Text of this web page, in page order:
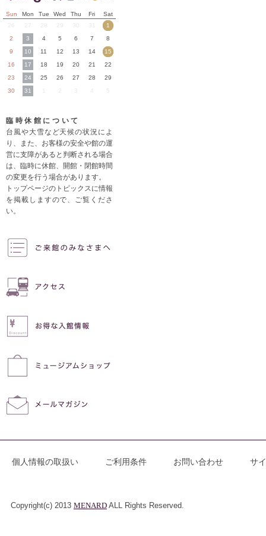
Sun Mon Tue Wed Thu Fri
Sat
27 29 30 31
1
2
3 4 5 6 7
8
9
10 11 12 13 14
15
16
17 18 19 20 21
22
23
24 25 26 27 28
29
30
31 3 4 5
臨時休館について
台風や大雪など天候の状況によ
り、また、お客様の安全や館の運
営に支障があると判断される場合
は、臨時に休館、開館・閉館時間
の変更を行う場合があります。
トップページのトピックスに情報
を掲載しますので、ご覧くださ
い。
個人情報の取扱い ご利用条件 お問い合わせ サ
Copyright(c) 2013 MENARD ALL Rights Reserved.